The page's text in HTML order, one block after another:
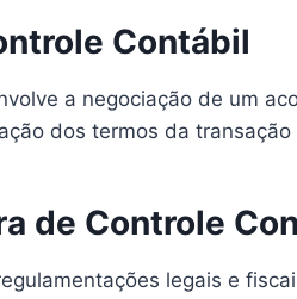
Contábil
a negociação de um
dos termos da
de Controle
legais e